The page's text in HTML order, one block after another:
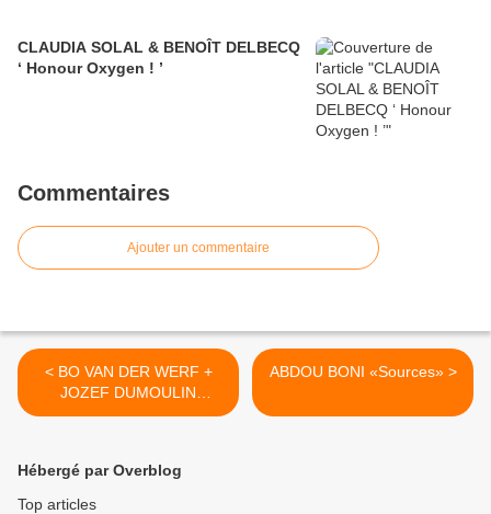
CLAUDIA SOLAL & BENOÎT DELBECQ
‘ Honour Oxygen ! ’
Commentaires
Ajouter un commentaire
< BO VAN DER WERF +
JOZEF DUMOULIN
«Speaking Kindly»
ABDOU BONI «Sources» >
Hébergé par Overblog
Top articles